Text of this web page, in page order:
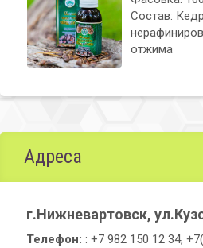
Состав:
отжима
Адреса
г.Нижневартовск,
Телефон: : +7 982 150 12 34,